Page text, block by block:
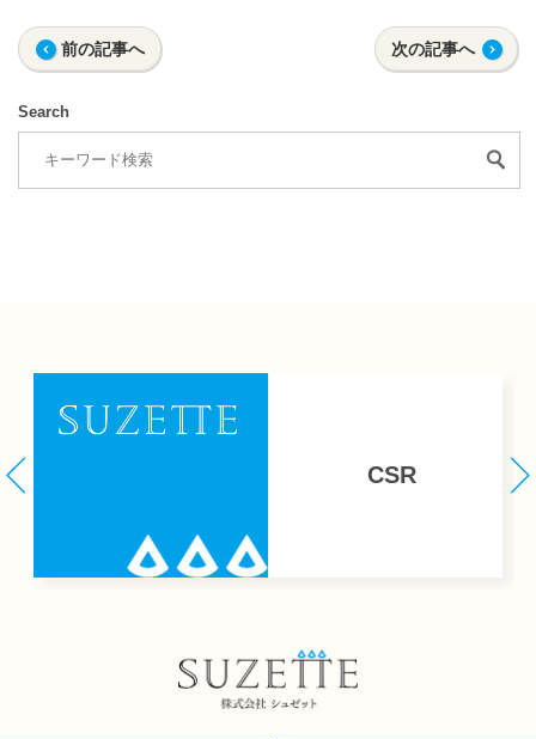
前の記事へ 次の記事へ
Search
CSR